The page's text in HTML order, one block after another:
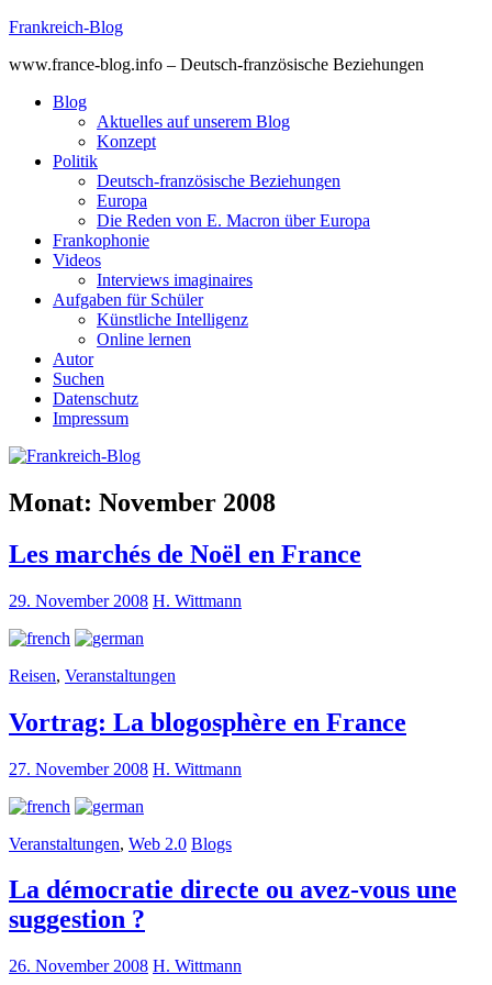
Skip
content
Frankreich-Blog
www.france-blog.info – Deutsch-französische Beziehungen
Blog
Aktuelles auf unserem Blog
Konzept
Politik
Deutsch-französische Beziehungen
Europa
Die Reden von E. Macron über Europa
Frankophonie
Videos
Interviews imaginaires
Aufgaben für Schüler
Künstliche Intelligenz
Online lernen
Autor
Suchen
Datenschutz
Impressum
Monat: November 2008
Les marchés de Noël en France
29. November 2008 H. Wittmann
Reisen, Veranstaltungen
Vortrag: La blogosphère en France
27. November 2008 H. Wittmann
Veranstaltungen, Web 2.0 Blogs
La démocratie directe ou avez-vous une
suggestion ?
26. November 2008 H. Wittmann